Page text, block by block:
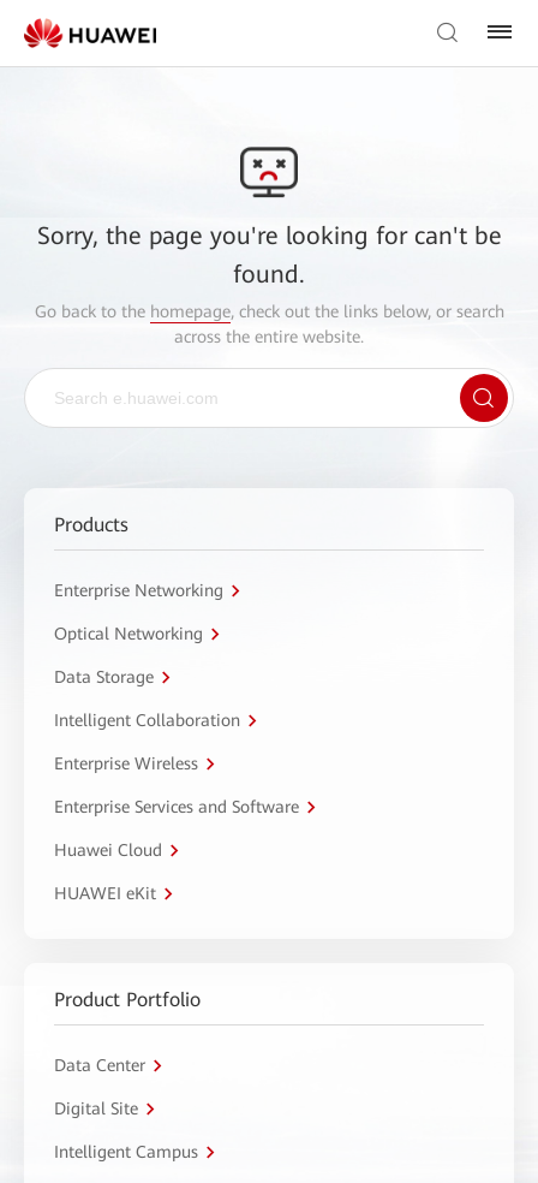
Sorry, the page you're looking for can't be
found.
Go back to the homepage, check out the links below, or search
across the entire website.
Products
Enterprise Networking
Optical Networking
Data Storage
Intelligent Collaboration
Enterprise Wireless
Enterprise Services and Software
Huawei Cloud
HUAWEI eKit
Product Portfolio
Data Center
Digital Site
Intelligent Campus